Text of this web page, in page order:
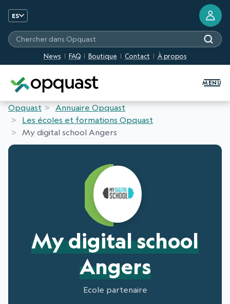
ES
News FAQ Boutique Contact À propos
Chercher dans Opquast
MENU
Opquast
Annuaire Opquast
Les écoles et formations Opquast
My digital school Angers
My digital school
Angers
Ecole partenaire